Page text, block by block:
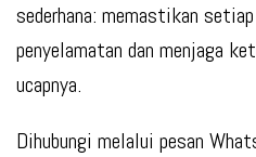
sederhana: memastikan
penyelamatan dan menjaga
ucapnya.
Dihubungi melalui pesan